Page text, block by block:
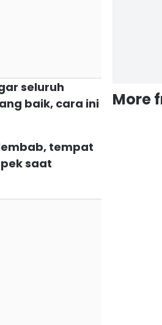
seluruh
baik, cara ini
tempat
saat
More